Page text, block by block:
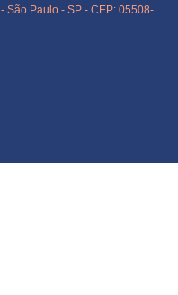
São Paulo - SP - CEP: 05508-